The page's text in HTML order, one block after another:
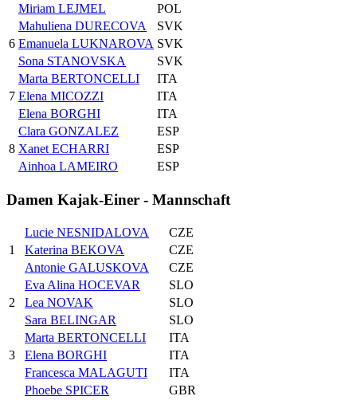
Miriam LEJMEL
POL
6
Mahuliena DURECOVA
SVK
Emanuela LUKNAROVA SVK
Sona STANOVSKA
SVK
7
Marta BERTONCELLI
ITA
Elena MICOZZI
ITA
Elena BORGHI
ITA
8
Clara GONZALEZ
ESP
Xanet ECHARRI
ESP
Ainhoa LAMEIRO
ESP
Damen Kajak-Einer - Mannschaft
1
Lucie NESNIDALOVA
CZE
Katerina BEKOVA
CZE
Antonie GALUSKOVA
CZE
2
Eva Alina HOCEVAR
SLO
Lea NOVAK
SLO
Sara BELINGAR
SLO
3
Marta BERTONCELLI
ITA
Elena BORGHI
ITA
Francesca MALAGUTI
ITA
Phoebe SPICER
GBR